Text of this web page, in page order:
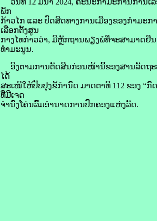
ວັນ​ທີ 12 ມີນາ 2024, ຄະນະ​ກຳມະການ​ການ​
ພັກ​
ກ້າວ​ໄກ ແລະ ປົດ​ສິດ​ທາງ​ການເມືອງ​ຂອງ​ກຳມະ
ເລືອກ​ຕັ້ງ​ສູນ
ກາງ​ໄທກ່າວ​ວ່າ, ມີ​ຫຼັກ​ຖານພຽງພໍ​ທີ່​ຈະ​ສາມາດ​ຢື
ທຳ​ມະນູນ.
ອີງ​ຕາມ​ການ​ຕັດສິນ​ກ່ອນ​ໜ້າ​ນີ້​ຂອງ​ສານ​ລັດ​ຖະ​
ໄດ້​
ສະເໜີ​ໃຫ້​ປັບປຸງ​ຂໍ້​ກຳນົດ ມາດຕາ​ທີ 112 ຂອງ “
ທີ່​ມີ​ເຈດ
ຈຳນົງ​ໂຄ່ນ​ລົ້ມ​ອຳນາດ​ການ​ປົກຄອງ​ແຫ່ງ​ລັດ.